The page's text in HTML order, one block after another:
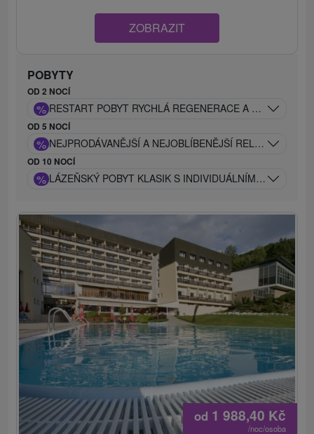
ZOBRAZIT
POBYTY
OD 2 NOCÍ
% RESTART POBYT RYCHLÁ REGENERACE A PREVENCE
OD 5 NOCÍ
% NEJPRODÁVANĚJŠÍ A NEJOBLÍBENĚJŠÍ RELAX
OD 10 NOCÍ
% LÁZEŇSKÝ POBYT KLASIK S INDIVIDUÁLNÍM A
od 1 988,40 Kč
/noc/osoba